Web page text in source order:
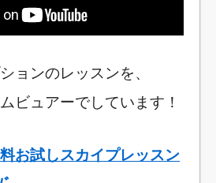
ョンのレッスンを、
ビュアーでしています！
お試しスカイプレッスン